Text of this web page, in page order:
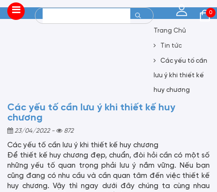
0
Trang Chủ
Tin tức
Các yếu tố cần
lưu ý khi thiết kế
huy chương
Các yếu tố cần lưu ý khi thiết kế huy
chương
23/04/2022 - 872
Các yếu tố cần lưu ý khi thiết kế huy chương
Để thiết kế huy chương đẹp, chuẩn, đòi hỏi cần có một số
những yếu tố quan trọng phải lưu ý nắm vững. Nếu bạn
cũng đang có nhu cầu và cần quan tâm đến việc thiết kế
huy chương. Vậy thì ngay dưới đây chúng ta cùng nhau